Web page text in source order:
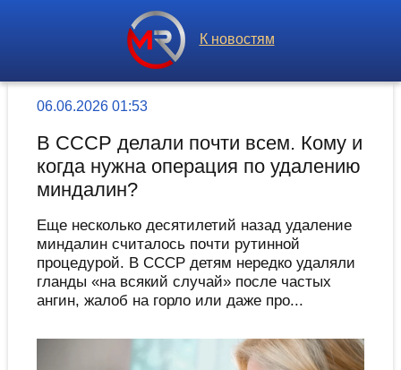
К новостям
06.06.2026 01:53
В СССР делали почти всем. Кому и
когда нужна операция по удалению
миндалин?
Еще несколько десятилетий назад удаление
миндалин считалось почти рутинной
процедурой. В СССР детям нередко удаляли
гланды «на всякий случай» после частых
ангин, жалоб на горло или даже про...